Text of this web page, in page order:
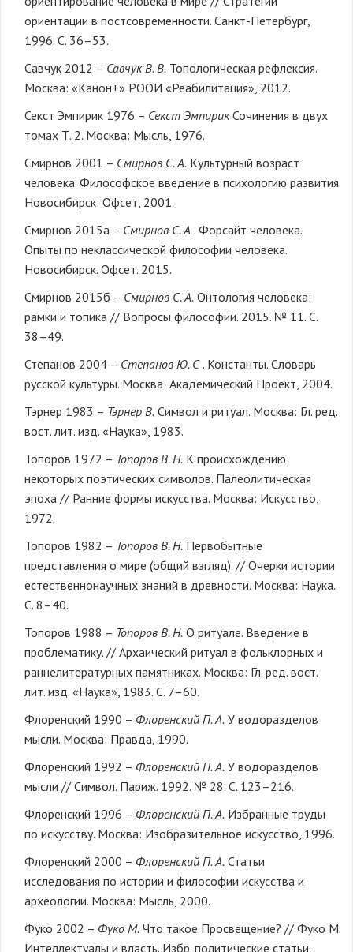
ориентации в постсовременности. Санкт-Петербург,
1996. С. 36–53.
Савчук 2012 – Савчук В. В. Топологическая рефлексия.
Москва: «Канон+» РООИ «Реабилитация», 2012.
Секст Эмпирик 1976 – Секст ЭмпирикСочинения в двух
томах Т. 2. Москва: Мысль, 1976.
Смирнов 2001 – Смирнов С. А. Культурный возраст
человека. Философское введение в психологию развития.
Новосибирск: Офсет, 2001.
Смирнов 2015а – Смирнов С. А . Форсайт человека.
Опыты по неклассической философии человека.
Новосибирск. Офсет. 2015.
Смирнов 2015б – Смирнов С. А. Онтология человека:
рамки и топика // Вопросы философии. 2015. № 11. С.
38–49.
Степанов 2004 – Степанов Ю. С. Константы. Словарь
русской культуры. Москва: Академический Проект, 2004.
Тэрнер 1983 – Тэрнер В. Символ и ритуал. Москва: Гл. ред.
вост. лит. изд. «Наука», 1983.
Топоров 1972 – Топоров В. Н. К происхождению
некоторых поэтических символов. Палеолитическая
эпоха // Ранние формы искусства. Москва: Искусство,
1972.
Топоров 1982 – Топоров В. Н. Первобытные
представления о мире (общий взгляд). // Очерки истории
естественнонаучных знаний в древности. Москва: Наука.
С. 8–40.
Топоров 1988 – Топоров В. Н. О ритуале. Введение в
проблематику. // Архаический ритуал в фольклорных и
раннелитературных памятниках. Москва: Гл. ред. вост.
лит. изд. «Наука», 1983. С. 7–60.
Флоренский 1990 – Флоренский П. А. У водоразделов
мысли. Москва: Правда, 1990.
Флоренский 1992 – Флоренский П. А. У водоразделов
мысли // Символ. Париж. 1992. № 28. С. 123–216.
Флоренский 1996 – Флоренский П. А. Избранные труды
по искусству. Москва: Изобразительное искусство, 1996.
Флоренский 2000 – Флоренский П. А. Статьи
исследования по истории и философии искусства и
археологии. Москва: Мысль, 2000.
Фуко 2002 – Фуко М. Что такое Просвещение? // Фуко М.
Интеллектуалы и власть. Избр. политические статьи,